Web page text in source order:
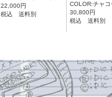
22,000円
税込 送料別
COLOR:チャコ
30,800円
税込 送料別